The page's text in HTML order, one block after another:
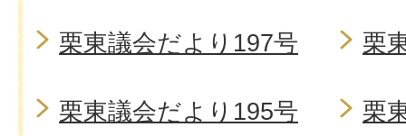
栗東議会だより197号 栗
栗東議会だより195号 栗